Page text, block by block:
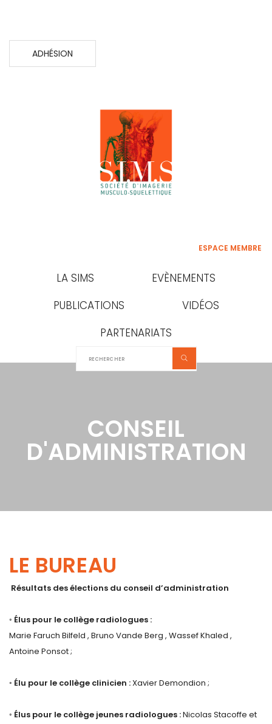
ADHÉSION
ESPACE MEMBRE
LA SIMS
EVÈNEMENTS
PUBLICATIONS
VIDÉOS
PARTENARIATS
CONSEIL
D'ADMINISTRATION
LE BUREAU
Résultats des élections du conseil d’administration
◦ Élus pour le collège radiologues :
Marie Faruch Bilfeld , Bruno Vande Berg , Wassef Khaled ,
Antoine Ponsot ;
◦ Élu pour le collège clinicien :Xavier Demondion ;
◦ Élus pour le collège jeunes radiologues :Nicolas Stacoffe et